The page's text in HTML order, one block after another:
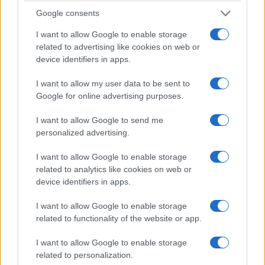
Google consents
I want to allow Google to enable storage
related to advertising like cookies on web or
device identifiers in apps.
I want to allow my user data to be sent to
Google for online advertising purposes.
I want to allow Google to send me
personalized advertising.
I want to allow Google to enable storage
related to analytics like cookies on web or
device identifiers in apps.
I want to allow Google to enable storage
related to functionality of the website or app.
I want to allow Google to enable storage
related to personalization.
8. Τι είναι αφασία
9. Τι είναι ΚΥΣΕΑ
Πότε
1. Πότε πέφτει το Πάσχα
2. Πότε τελειώνουν οι άγριες μέλισσες
3. Πότε αλλάζει η ώρα
4. Πότε ξεκινάει το Μουντιάλ
5. Πότε λήγει το πιστοποιητικό εμβολιασμού